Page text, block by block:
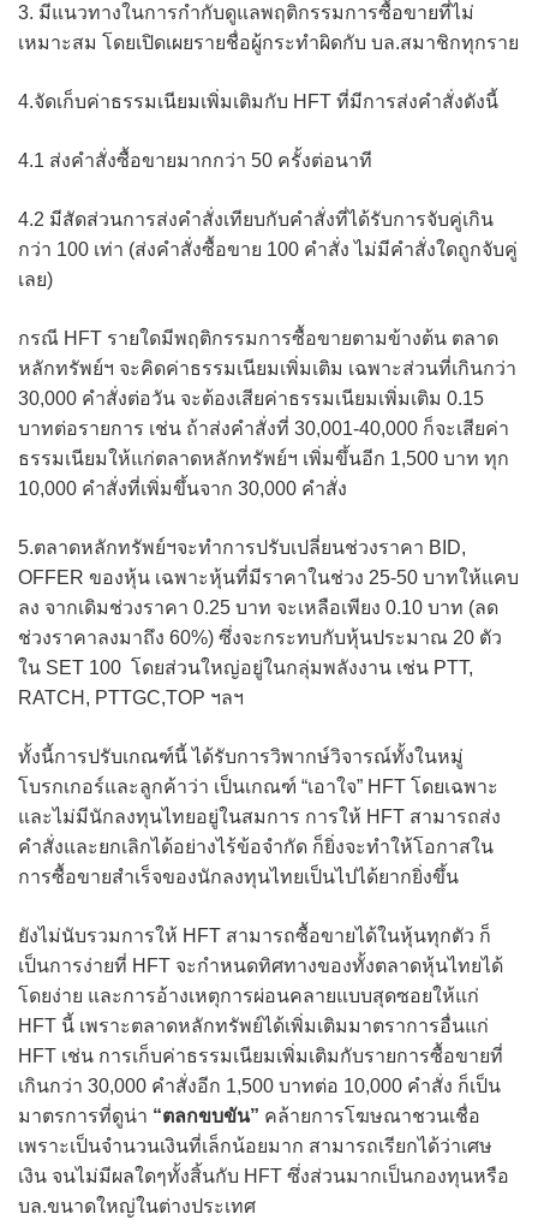
3. มีแนวทางในการกำกับดูแลพฤติกรรมการซื้อขายที่ไม่
เหมาะสม โดยเปิดเผยรายชื่อผู้กระทำผิดกับ บล.สมาชิกทุกราย
4.จัดเก็บค่าธรรมเนียมเพิ่มเติมกับ HFT ที่มีการส่งคำสั่งดังนี้
4.1 ส่งคำสั่งซื้อขายมากกว่า 50 ครั้งต่อนาที
4.2 มีสัดส่วนการส่งคำสั่งเทียบกับคำสั่งที่ได้รับการจับคู่เกิน
กว่า 100 เท่า (ส่งคำสั่งซื้อขาย 100 คำสั่ง ไม่มีคำสั่งใดถูกจับคู่
เลย)
กรณี HFT รายใดมีพฤติกรรมการซื้อขายตามข้างต้น ตลาด
หลักทรัพย์ฯ จะคิดค่าธรรมเนียมเพิ่มเติม เฉพาะส่วนที่เกินกว่า
30,000 คำสั่งต่อวัน จะต้องเสียค่าธรรมเนียมเพิ่มเติม 0.15
บาทต่อรายการ เช่น ถ้าส่งคำสั่งที่ 30,001-40,000 ก็จะเสียค่า
ธรรมเนียมให้แก่ตลาดหลักทรัพย์ฯ เพิ่มขึ้นอีก 1,500 บาท ทุก
10,000 คำสั่งที่เพิ่มขึ้นจาก 30,000 คำสั่ง
5.ตลาดหลักทรัพย์ฯจะทำการปรับเปลี่ยนช่วงราคา BID,
OFFER ของหุ้น เฉพาะหุ้นที่มีราคาในช่วง 25-50 บาทให้แคบ
ลง จากเดิมช่วงราคา 0.25 บาท จะเหลือเพียง 0.10 บาท (ลด
ช่วงราคาลงมาถึง 60%) ซึ่งจะกระทบกับหุ้นประมาณ 20 ตัว
ใน SET 100 โดยส่วนใหญ่อยู่ในกลุ่มพลังงาน เช่น PTT,
RATCH, PTTGC,TOP ฯลฯ
ทั้งนี้การปรับเกณฑ์นี้ ได้รับการวิพากษ์วิจารณ์ทั้งในหมู่
โบรกเกอร์และลูกค้าว่า เป็นเกณฑ์ “เอาใจ” HFT โดยเฉพาะ
และไม่มีนักลงทุนไทยอยู่ในสมการ การให้ HFT สามารถส่ง
คำสั่งและยกเลิกได้อย่างไร้ข้อจำกัด ก็ยิ่งจะทำให้โอกาสใน
การซื้อขายสำเร็จของนักลงทุนไทยเป็นไปได้ยากยิ่งขึ้น
ยังไม่นับรวมการให้ HFT สามารถซื้อขายได้ในหุ้นทุกตัว ก็
เป็นการง่ายที่ HFT จะกำหนดทิศทางของทั้งตลาดหุ้นไทยได้
โดยง่าย และการอ้างเหตุการผ่อนคลายแบบสุดซอยให้แก่
HFT นี้ เพราะตลาดหลักทรัพย์ได้เพิ่มเติมมาตราการอื่นแก่
HFT เช่น การเก็บค่าธรรมเนียมเพิ่มเติมกับรายการซื้อขายที่
เกินกว่า 30,000 คำสั่งอีก 1,500 บาทต่อ 10,000 คำสั่ง ก็เป็น
มาตรการที่ดูน่า “ตลกขบขัน” คล้ายการโฆษณาชวนเชื่อ
เพราะเป็นจำนวนเงินที่เล็กน้อยมาก สามารถเรียกได้ว่าเศษ
เงิน จนไม่มีผลใดๆทั้งสิ้นกับ HFT ซึ่งส่วนมากเป็นกองทุนหรือ
บล.ขนาดใหญ่ในต่างประเทศ